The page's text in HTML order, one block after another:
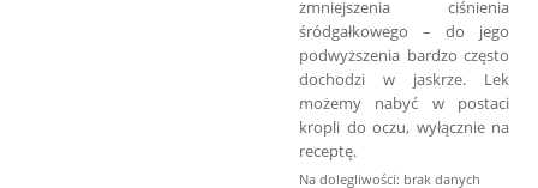
zmniejszenia ciśnienia
śródgałkowego – do jego
podwyższenia bardzo często
dochodzi w jaskrze. Lek
możemy nabyć w postaci
kropli do oczu, wyłącznie na
receptę.
Na dolegliwości: brak danych